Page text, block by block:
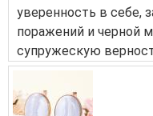
уверенность в себе,
поражений и черной
супружескую